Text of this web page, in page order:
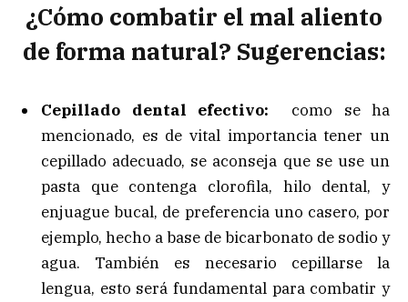
¿Cómo combatir el mal aliento
de forma natural? Sugerencias:
Cepillado dental efectivo: como se ha
mencionado, es de vital importancia tener un
cepillado adecuado, se aconseja que se use un
pasta que contenga clorofila, hilo dental, y
enjuague bucal, de preferencia uno casero, por
ejemplo, hecho a base de bicarbonato de sodio y
agua. También es necesario cepillarse la
lengua, esto será fundamental para combatir y